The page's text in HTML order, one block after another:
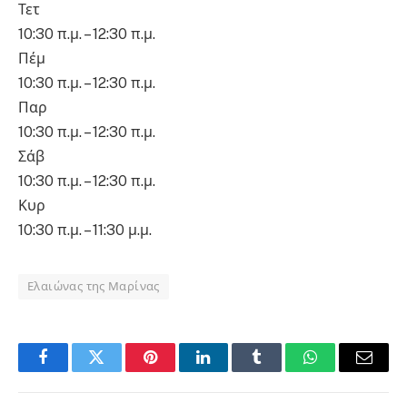
Τετ
10:30 π.μ. – 12:30 π.μ.
Πέμ
10:30 π.μ. – 12:30 π.μ.
Παρ
10:30 π.μ. – 12:30 π.μ.
Σάβ
10:30 π.μ. – 12:30 π.μ.
Κυρ
10:30 π.μ. – 11:30 μ.μ.
Ελαιώνας της Μαρίνας
FacebookTwitter PinterestLinkedInTumblr WhatsAppEmail